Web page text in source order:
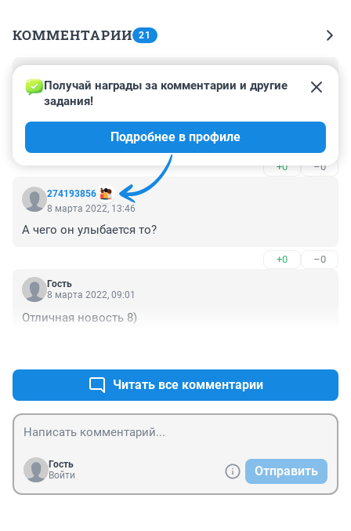
КОММЕНТАРИИ 21
8 марта 2022, 14:30
Будет как на Кубе: дорогие автомобили и дешевая
недвижимость. У кого есть лишние квартиры ,
скидывайте , пока не поздно….
+0 –0
274193856
Получай награды за комментарии и другие
задания!
Подробнее в профиле
8 марта 2022, 13:46
А чего он улыбается то?
+0 –0
Гость
8 марта 2022, 09:01
Отличная новость 8)
Читать все комментарии
Гость
Войти
Отправить